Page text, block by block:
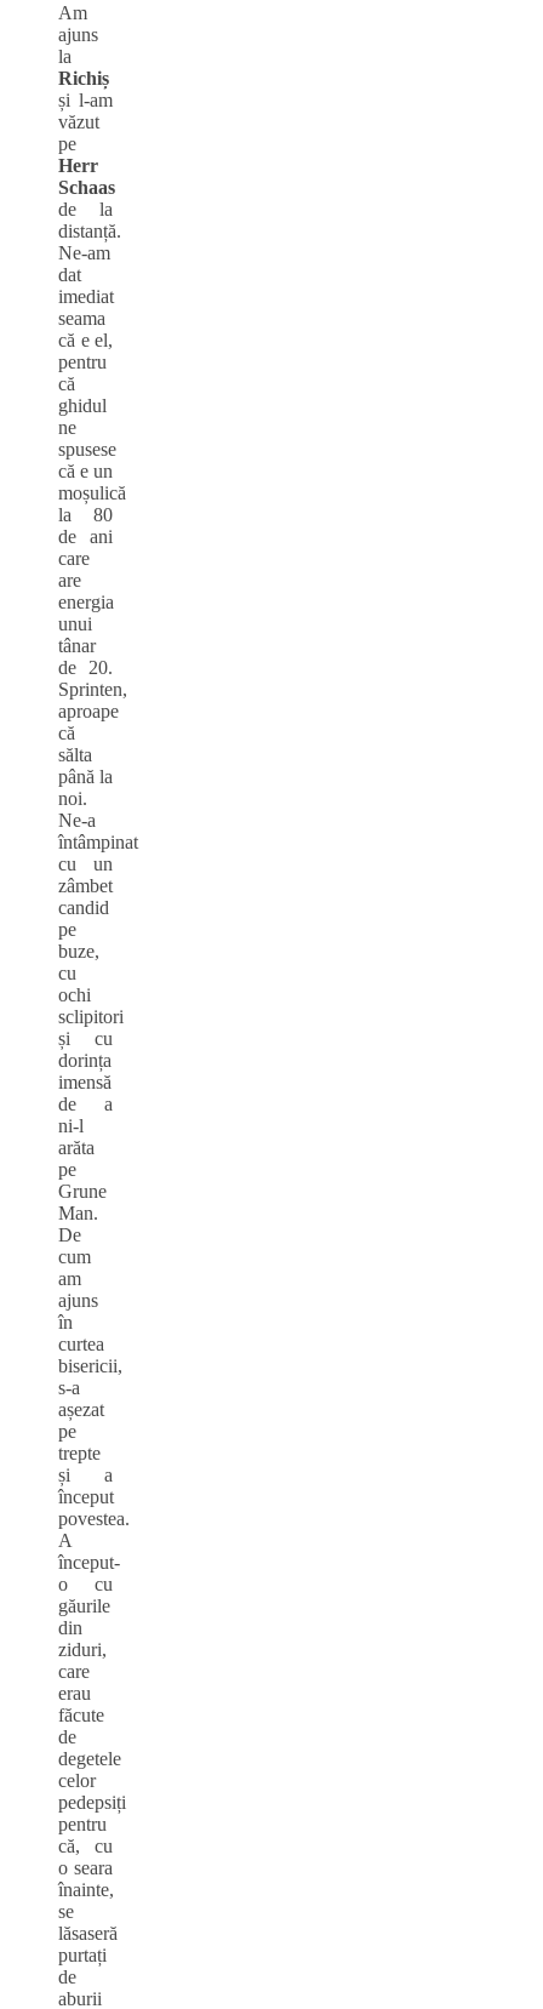
Am
ajuns
la
Richiș
și l-am
văzut
pe
Herr
Schaas
de la
distanță.
Ne-am
dat
imediat
seama
că e el,
pentru
că
ghidul
ne
spusese
că e un
moșulică
la 80
de ani
care
are
energia
unui
tânar
de 20.
Sprinten,
aproape
că
sălta
până la
noi.
Ne-a
întâmpinat
cu un
zâmbet
candid
pe
buze,
cu
ochi
sclipitori
și cu
dorința
imensă
de a
ni-l
arăta
pe
Grune
Man.
De
cum
am
ajuns
în
curtea
bisericii,
s-a
așezat
pe
trepte
și a
început
povestea.
A
început-
o cu
găurile
din
ziduri,
care
erau
făcute
de
degetele
celor
pedepsiți
pentru
că, cu
o seara
înainte,
se
lăsaseră
purtați
de
aburii